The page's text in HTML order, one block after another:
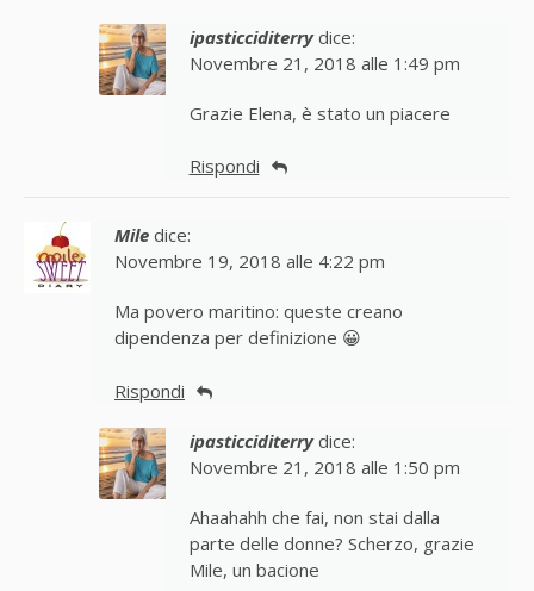
ipasticciditerry dice:
Novembre 21, 2018 alle 1:49 pm
Grazie Elena, è stato un piacere
Rispondi
Mile dice:
Novembre 19, 2018 alle 4:22 pm
Ma povero maritino: queste creano
dipendenza per definizione 😀
Rispondi
ipasticciditerry dice:
Novembre 21, 2018 alle 1:50 pm
Ahaahahh che fai, non stai dalla
parte delle donne? Scherzo, grazie
Mile, un bacione